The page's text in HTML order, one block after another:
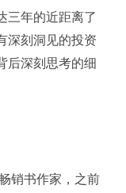
三年的近距离了
深刻洞见的投资
后深刻思考的细
销书作家，之前